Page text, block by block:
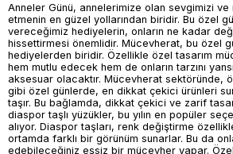
Anneler Günü, annelerimize olan sevgimizi ve
etmenin en güzel yollarından biridir. Bu özel
vereceğimiz hediyelerin, onların ne kadar
hissettirmesi önemlidir. Mücevherat, bu özel
hediyelerden biridir. Özellikle özel tasarım
hem mutlu edecek hem de onların tarzını
aksesuar olacaktır. Mücevherat sektöründe,
gibi özel günlerde, en dikkat çekici ürünleri
taşır. Bu bağlamda, dikkat çekici ve zarif
diaspor taşlı yüzükler, bu yılın en popüler
alıyor. Diaspor taşları, renk değiştirme
ortamda farklı bir görünüm sunarlar. Bu da
edebileceğiniz eşsiz bir mücevher yapar.